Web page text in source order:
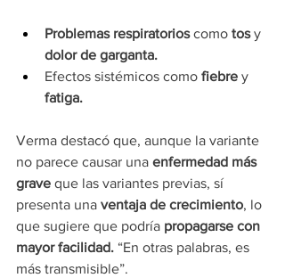
Problemas respiratorios como tos y
dolor de garganta.
Efectos sistémicos como fiebre y
fatiga.
Verma destacó que, aunque la variante
no parece causar una enfermedad más
grave que las variantes previas, sí
presenta una ventaja de crecimiento, lo
que sugiere que podría propagarse con
mayor facilidad. “En otras palabras, es
más transmisible”.